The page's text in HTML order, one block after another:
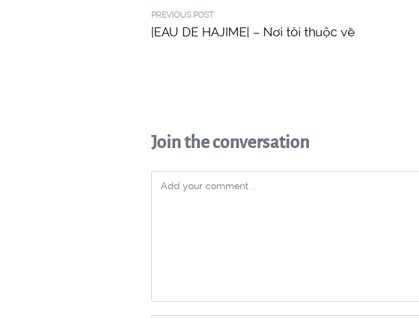
PREVIOUS POST
|EAU DE HAJIME| – Nơi tôi thuộc về
Join the conversation